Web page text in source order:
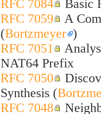
RFC 7084
Basic
RFC 7059
A
(Bortzmeyer )
RFC 7051
NAT64 Prefix
RFC 7050
Synthesis (
RFC 7048